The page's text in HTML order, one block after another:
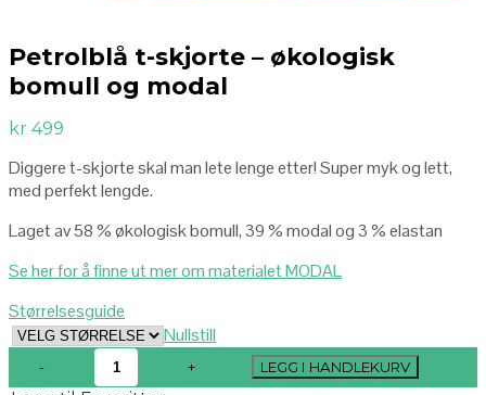
Petrolblå t-skjorte – økologisk
bomull og modal
kr 499
Diggere t-skjorte skal man lete lenge etter! Super myk og lett,
med perfekt lengde.
Laget av 58 % økologisk bomull, 39 % modal og 3 % elastan
Se her for å finne ut mer om materialet MODAL
Størrelsesguide
Nullstill
LEGG I HANDLEKURV